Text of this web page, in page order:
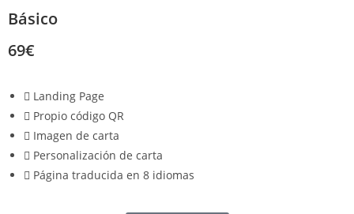
Básico
69€
Landing Page
Propio código QR
Imagen de carta
Personalización de carta
Página traducida en 8 idiomas